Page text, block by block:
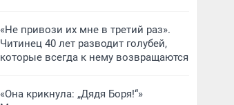
«Не привози их мне в третий раз».
Читинец 40 лет разводит голубей,
которые всегда к нему возвращаются
«Она крикнула: „Дядя Боря!“»